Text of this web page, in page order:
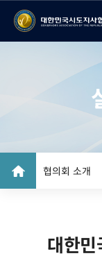
미션
홍보동영상
협의회 소개
대한